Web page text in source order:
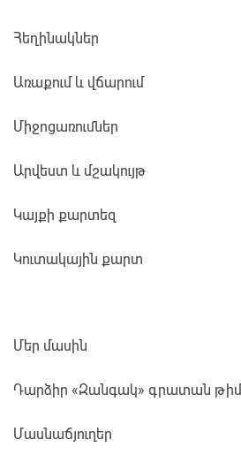
Հեղինակներ
Առաքում և վճարում
Միջոցառումներ
Արվեստ և մշակույթ
Կայքի քարտեզ
Կուտակային քարտ
Մեր մասին
Դարձիր «Զանգակ» գրատան
Մասնաճյուղեր